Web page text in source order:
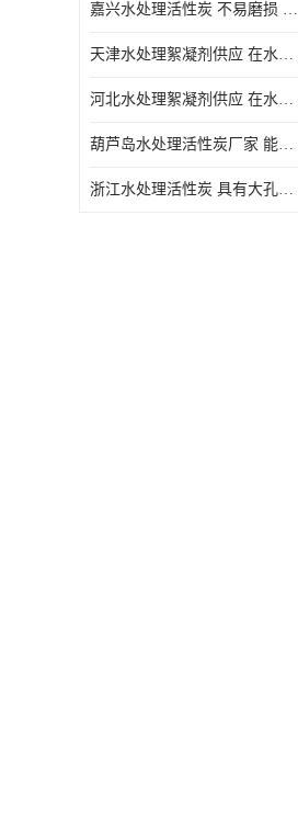
嘉兴水处理活性炭 不易磨损 碎裂和粉化 能够吸附大分子有机物
天津水处理絮凝剂供应 在水中的稳定性较好 絮凝速度快
河北水处理絮凝剂供应 在水中的稳定性较好 用量相对较少
葫芦岛水处理活性炭厂家 能够吸附大分子有机物 可再生能力较强
浙江水处理活性炭 具有大孔结构 具有较高的吸附能力